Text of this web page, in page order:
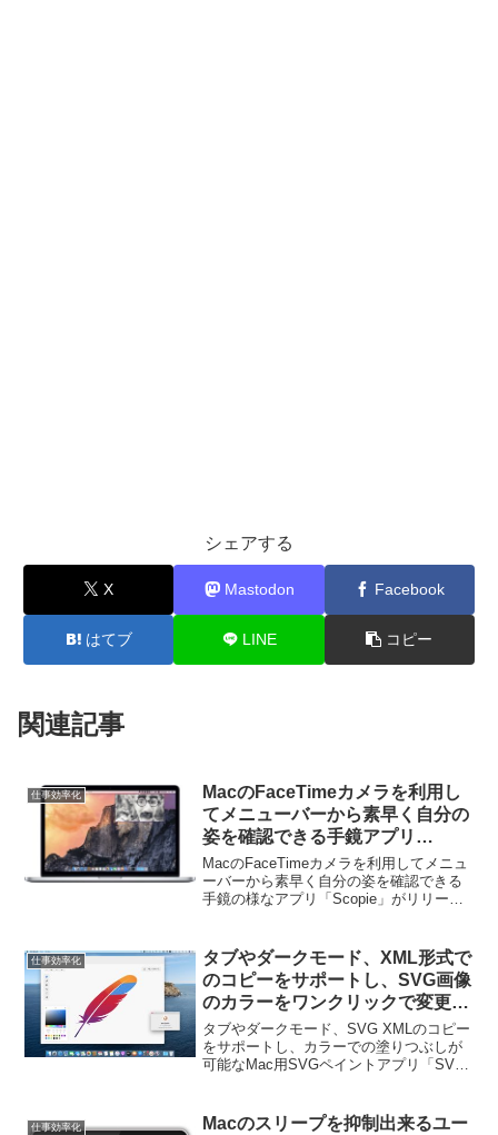
シェアする
X Mastodon Facebook
はてブ LINE コピー
関連記事
仕事効率化
MacのFaceTimeカメラを利用し
てメニューバーから素早く自分の
姿を確認できる手鏡アプリ
「Scopie」がリリース。
MacのFaceTimeカメラを利用してメニュ
ーバーから素早く自分の姿を確認できる
手鏡の様なアプリ「Scopie」がリリース
仕事効率化
タブやダークモード、XML形式で
のコピーをサポートし、SVG画像
のカラーをワンクリックで変更す
ることが出来るMac用SVGペイン
トアプリ「SVG Splash」がリリ
ース。
タブやダークモード、SVG XMLのコピー
をサポートし、カラーでの塗りつぶしが
可能なMac用SVGペイントアプリ「SVG
仕事効率化
Macのスリープを抑制出来るユー